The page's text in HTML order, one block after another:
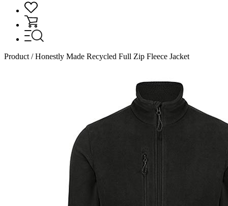
Product / Honestly Made Recycled Full Zip Fleece Jacket